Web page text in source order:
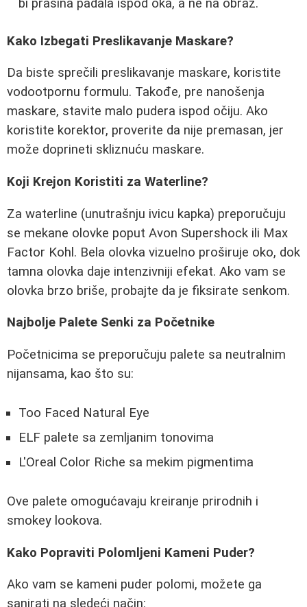
bi prašina padala ispod oka, a ne na obraz.
Kako Izbegati Preslikavanje Maskare?
Da biste sprečili preslikavanje maskare, koristite
vodootpornu formulu. Takođe, pre nanošenja
maskare, stavite malo pudera ispod očiju. Ako
koristite korektor, proverite da nije premasan, jer
može doprineti skliznuću maskare.
Koji Krejon Koristiti za Waterline?
Za waterline (unutrašnju ivicu kapka) preporučuju
se mekane olovke poput Avon Supershock ili Max
Factor Kohl. Bela olovka vizuelno proširuje oko, dok
tamna olovka daje intenzivniji efekat. Ako vam se
olovka brzo briše, probajte da je fiksirate senkom.
Najbolje Palete Senki za Početnike
Početnicima se preporučuju palete sa neutralnim
nijansama, kao što su:
Too Faced Natural Eye
ELF palete sa zemljanim tonovima
L'Oreal Color Riche sa mekim pigmentima
Ove palete omogućavaju kreiranje prirodnih i
smokey lookova.
Kako Popraviti Polomljeni Kameni Puder?
Ako vam se kameni puder polomi, možete ga
sanirati na sledeći način: